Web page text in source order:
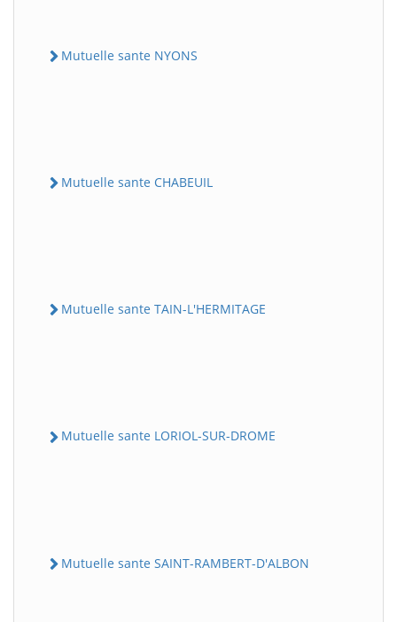
Mutuelle sante NYONS
Mutuelle sante CHABEUIL
Mutuelle sante TAIN-L'HERMITAGE
Mutuelle sante LORIOL-SUR-DROME
Mutuelle sante SAINT-RAMBERT-D'ALBON